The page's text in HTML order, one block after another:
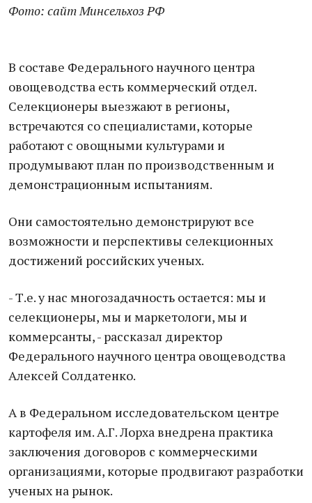
Фото: сайт МинсельхозРФ
В составе Федерального научного центра
овощеводства есть коммерческий отдел.
Селекционеры выезжают в регионы,
встречаются со специалистами, которые
работают с овощными культурами и
продумывают план по производственным и
демонстрационным испытаниям.
Они самостоятельно демонстрируют все
возможности и перспективы селекционных
достижений российских ученых.
- Т.е. у нас многозадачность остается: мы и
селекционеры, мы и маркетологи, мы и
коммерсанты, - рассказал директор
Федерального научного центра овощеводства
Алексей Солдатенко.
А в Федеральном исследовательском центре
картофеля им. А.Г. Лорха внедрена практика
заключения договоров с коммерческими
организациями, которые продвигают разработки
ученых на рынок.